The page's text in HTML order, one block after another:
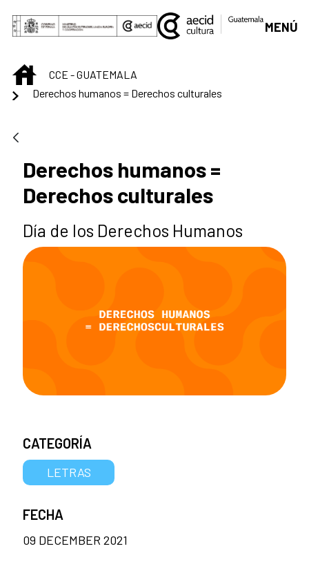
Skip to Main Content
MENÚ
INICIOCCE - GUATEMALA
Derechos humanos = Derechos culturales
Derechos humanos =
Derechos culturales
Día de los Derechos Humanos
CATEGORÍA
LETRAS
FECHA
09 DECEMBER 2021